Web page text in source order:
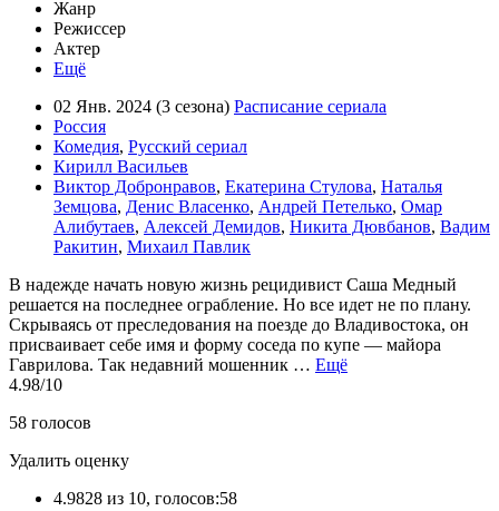
Жанр
Режиссер
Актер
Ещё
02 Янв. 2024 (3 сезона) Расписание сериала
Россия
Комедия, Русский сериал
Кирилл Васильев
Виктор Добронравов, Екатерина Стулова, Наталья
Земцова, Денис Власенко, Андрей Петелько, Омар
Алибутаев, Алексей Демидов, Никита Дювбанов, Вадим
Ракитин, Михаил Павлик
В надежде начать новую жизнь рецидивист Саша Медный
решается на последнее ограбление. Но все идет не по плану.
Скрываясь от преследования на поезде до Владивостока, он
присваивает себе имя и форму соседа по купе — майора
Гаврилова. Так недавний мошенник … Ещё
4.98/10
58 голосов
Удалить оценку
4.9828 из 10, голосов:58